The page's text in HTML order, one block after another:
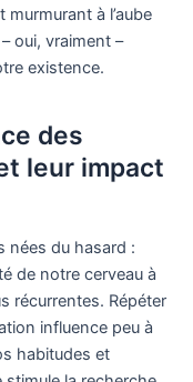
à l’aube
oui, vraiment –
existence.
des
leur impact
nées du hasard :
de notre cerveau à
récurrentes. Répéter
influence peu à
habitudes et